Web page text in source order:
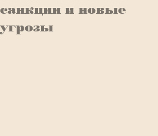
санкции и новые
угрозы